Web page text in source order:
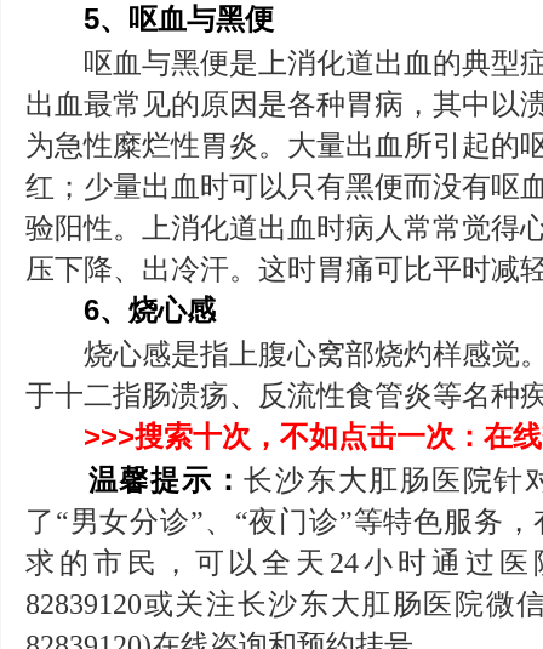
5、呕血与黑便
呕血与黑便是上消化道出血的典型
出血最常见的原因是各种胃病，其中以
为急性糜烂性胃炎。大量出血所引起的
红；少量出血时可以只有黑便而没有呕
验阳性。上消化道出血时病人常常觉得
压下降、出冷汗。这时胃痛可比平时减
6、烧心感
烧心感是指上腹心窝部烧灼样感觉
于十二指肠溃疡、反流性食管炎等名种
>>>搜索十次，不如点击一次：在
温馨提示：长沙东大肛肠医院针
了“男女分诊”、“夜门诊”等特色服务
求的市民，可以全天24小时通过医
82839120或关注长沙东大肛肠医院微